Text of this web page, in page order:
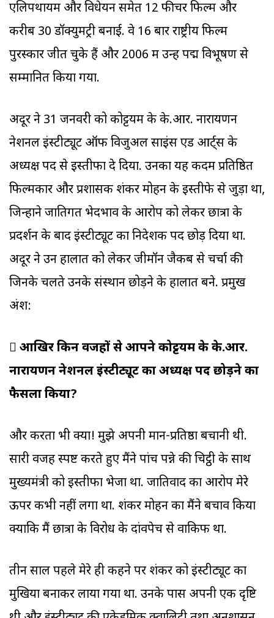
एलिपथायम और विधेयन समेत 12 फीचर फिल्में और
करीब 30 डॉक्युमेंट्री बनाईं. वे 16 बार राष्ट्रीय फिल्म
पुरस्कार जीत चुके हैं और 2006 में उन्हें पद्म विभूषण से
सम्मानित किया गया.
अदूर ने 31 जनवरी को कोट्टयम के के.आर. नारायणन
नेशनल इंस्टीट्यूट ऑफ विजुअल साइंस ऐंड आर्ट्स के
अध्यक्ष पद से इस्तीफा दे दिया. उनका यह कदम प्रतिष्ठित
फिल्मकार और प्रशासक शंकर मोहन के इस्तीफे से जुड़ा था,
जिन्होंने जातिगत भेदभाव के आरोप को लेकर छात्रों के
प्रदर्शन के बाद इंस्टीट्यूट का निदेशक पद छोड़ दिया था.
अदूर ने उन हालात को लेकर जीमॉन जैकब से चर्चा की
जिनके चलते उनके संस्थान छोड़ने के हालात बने. प्रमुख
अंश:
 आखिर किन वजहों से आपने कोट्टयम के के.आर.
नारायणन नेशनल इंस्टीट्यूट का अध्यक्ष पद छोड़ने का
फैसला किया?
और करता भी क्या! मुझे अपनी मान-प्रतिष्ठा बचानी थी.
सारी वजहें स्पष्ट करते हुए मैंने पांच पन्ने की चिट्ठी के साथ
मुख्यमंत्री को इस्तीफा भेजा था. जातिवाद का आरोप मेरे
ऊपर कभी नहीं लगा था. शंकर मोहन का मैंने बचाव किया
क्योंकि मैं छात्रों के विरोध के दांवपेच से वाकिफ था.
तीन साल पहले मेरे ही कहने पर शंकर को इंस्टीट्यूट का
मुखिया बनाकर लाया गया था. उनके पास अपनी एक दृष्टि